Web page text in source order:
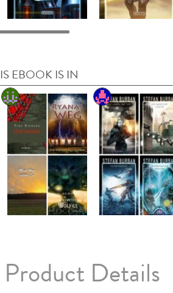
EBOOK IS IN
Product Details